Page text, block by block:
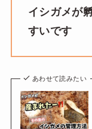
イシガメが
すいです
あわせて読みたい